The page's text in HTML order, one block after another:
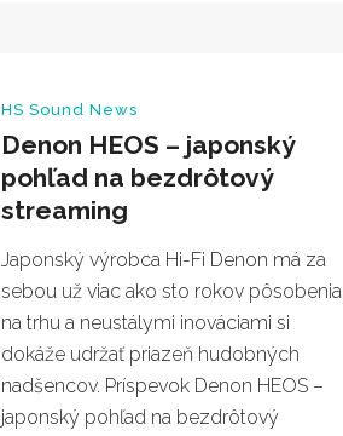
HS Sound News
Denon HEOS – japonský
pohľad na bezdrôtový
streaming
Japonský výrobca Hi-Fi Denon má za
sebou už viac ako sto rokov pôsobenia
na trhu a neustálymi inováciami si
dokáže udržať priazeň hudobných
nadšencov. Príspevok Denon HEOS –
japonský pohľad na bezdrôtový